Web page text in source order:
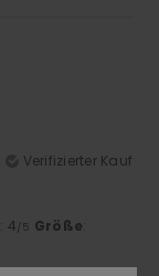
Verifizierter Kauf
: 4/5 Größe: